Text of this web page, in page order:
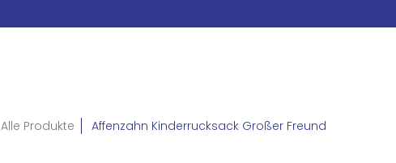
Alle Produkte Affenzahn Kinderrucksack Großer Freund